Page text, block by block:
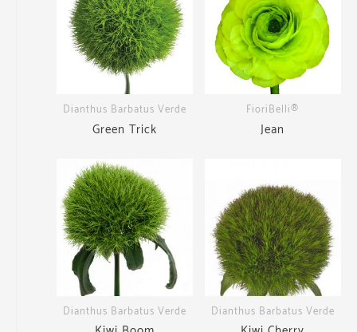
Dianthus Barbatus Verde
Green Trick
FioriBelli®
Jean
Dianthus Barbatus Verde Dianthus Barbatus Verde